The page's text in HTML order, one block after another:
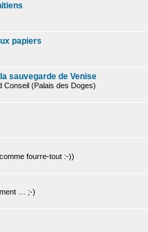
papiers
sauvegarde de Venise
Conseil (Palais des Doges)
fourre-tout :-))
… ;-)